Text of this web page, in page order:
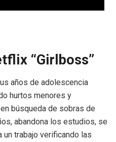
“Girlboss”
años de adolescencia
hurtos menores y
búsqueda de sobras de
abandona los estudios, se
un trabajo verificando las